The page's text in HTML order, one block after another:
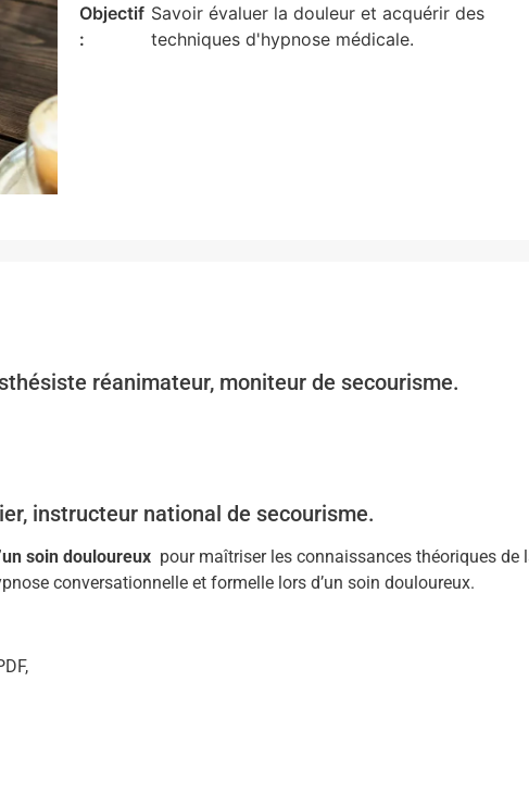
Objectif
:
Savoir évaluer la douleur et acquérir des
techniques d'hypnose médicale.
réanimateur, moniteur de secourisme.
instructeur national de secourisme.
soin douloureux pour maîtriser les connaissances théoriques
conversationnelle et formelle lors d’un soin douloureux.